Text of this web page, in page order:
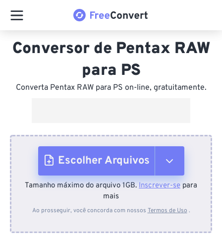
Conversor de Pentax RAW
para PS
Converta Pentax RAW para PS on-line, gratuitamente.
Escolher Arquivos
Do dispositivo
Tamanho máximo do arquivo 1GB. Inscrever-se para
mais
Ao prosseguir, você concorda com nossos Termos de Uso .